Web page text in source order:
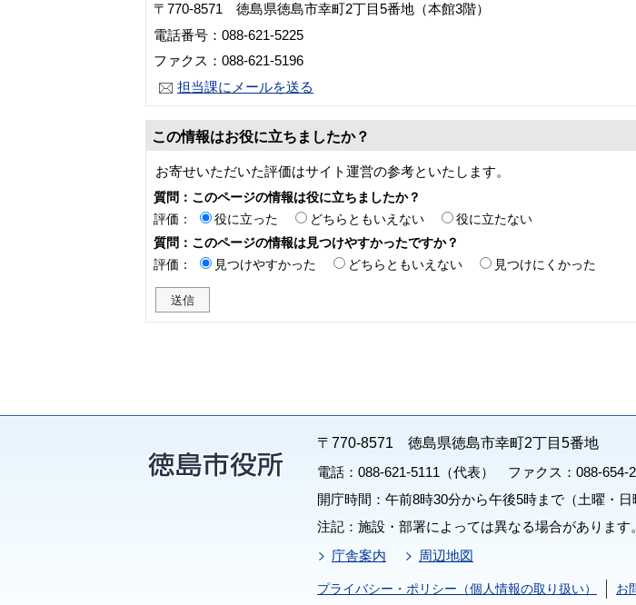
〒770-8571 徳島県徳島市幸町2丁目5番地（本館3階）
電話番号：088-621-5225
ファクス：088-621-5196
担当課にメールを送る
この情報はお役に立ちましたか？
お寄せいただいた評価はサイト運営の参考といたします。
質問：このページの情報は役に立ちましたか？
評価：
役に立った どちらともいえない
役に立たない
質問：このページの情報は見つけやすかったですか？
評価：
見つけやすかった どちらともいえない 見つけにくかった
〒770-8571 徳島県徳島市幸町2丁目5番地
電話：088-621-5111（代表） ファクス：088-654-
開庁時間：午前8時30分から午後5時まで（土曜・
注記：施設・部署によっては異なる場合があります。
庁舎案内
周辺地図
プライバシー・ポリシー（個人情報の取り扱い） お